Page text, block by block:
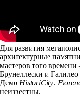
Для развития
архитектурные
мастеров того
Брунеллески и Галилео
Демо HistoriCity:
неизвестны.